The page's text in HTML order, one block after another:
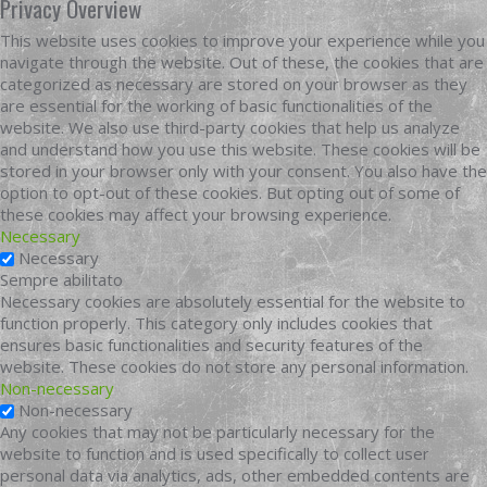
Privacy Overview
This website uses cookies to improve your experience while you
navigate through the website. Out of these, the cookies that are
categorized as necessary are stored on your browser as they
are essential for the working of basic functionalities of the
website. We also use third-party cookies that help us analyze
and understand how you use this website. These cookies will be
stored in your browser only with your consent. You also have the
option to opt-out of these cookies. But opting out of some of
these cookies may affect your browsing experience.
Necessary
Necessary
Sempre abilitato
Necessary cookies are absolutely essential for the website to
function properly. This category only includes cookies that
ensures basic functionalities and security features of the
website. These cookies do not store any personal information.
Non-necessary
Non-necessary
Any cookies that may not be particularly necessary for the
website to function and is used specifically to collect user
personal data via analytics, ads, other embedded contents are